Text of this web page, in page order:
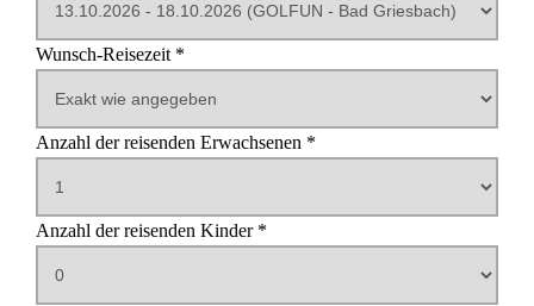
Wunsch-Reisezeit *
Reisedauer in Tagen
Anzahl der reisenden Erwachsenen *
Anzahl der reisenden Kinder *